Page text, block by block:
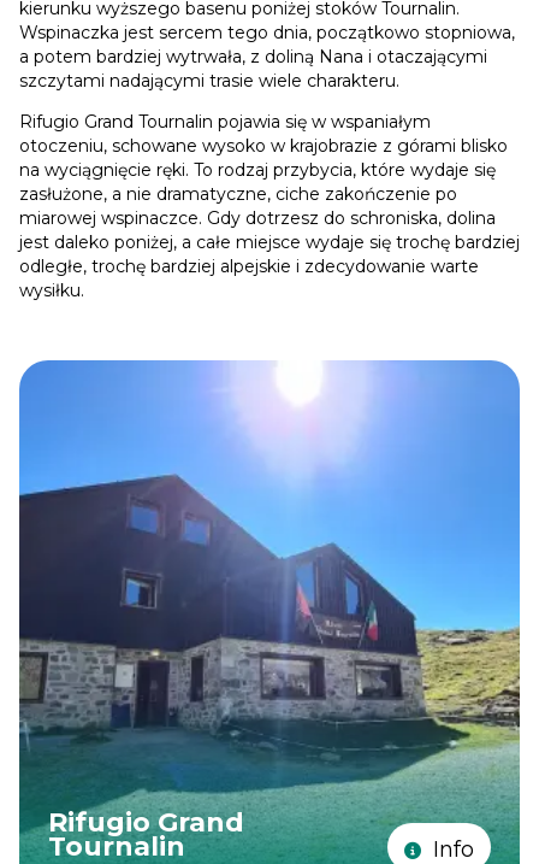
kierunku wyższego basenu poniżej stoków Tournalin.
Wspinaczka jest sercem tego dnia, początkowo stopniowa,
a potem bardziej wytrwała, z doliną Nana i otaczającymi
szczytami nadającymi trasie wiele charakteru.
Rifugio Grand Tournalin pojawia się w wspaniałym
otoczeniu, schowane wysoko w krajobrazie z górami blisko
na wyciągnięcie ręki. To rodzaj przybycia, które wydaje się
zasłużone, a nie dramatyczne, ciche zakończenie po
miarowej wspinaczce. Gdy dotrzesz do schroniska, dolina
jest daleko poniżej, a całe miejsce wydaje się trochę bardziej
odległe, trochę bardziej alpejskie i zdecydowanie warte
wysiłku.
Rifugio Grand
Tournalin Info